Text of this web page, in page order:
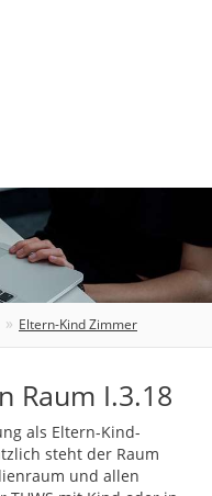
Eltern-Kind Zimmer
Raum I.3.18
als Eltern-Kind-
steht der Raum
und allen